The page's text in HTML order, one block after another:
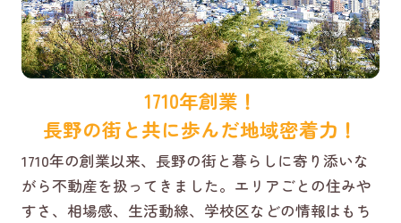
1710年創業！
長野の街と共に歩んだ地域密着力！
1710年の創業以来、長野の街と暮らしに寄り添いな
がら不動産を扱ってきました。エリアごとの住みや
すさ、相場感、生活動線、学校区などの情報はもち